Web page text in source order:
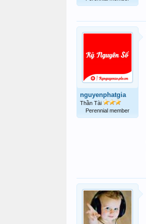
nguyenphatgia
Thần Tài
Perennial member